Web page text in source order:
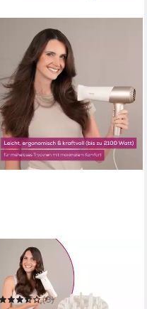
BEURER
Ionic-Haartrockner HC 70,
Haartrockner mit
Ionenfunktion, mit
(3)